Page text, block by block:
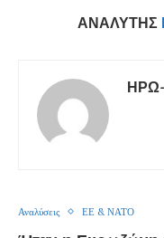
ΑΝΑΛΥΤΉΣ
Αναλύσεις ΕΕ & ΝΑΤΟ